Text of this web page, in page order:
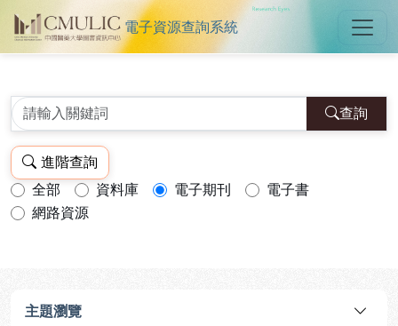
中國醫藥大學圖書館電子資源查
電子資源查詢系統
查詢
進階查詢
查詢模式：
全部 資料庫 電子期刊
電子書
網路資源
主題瀏覽